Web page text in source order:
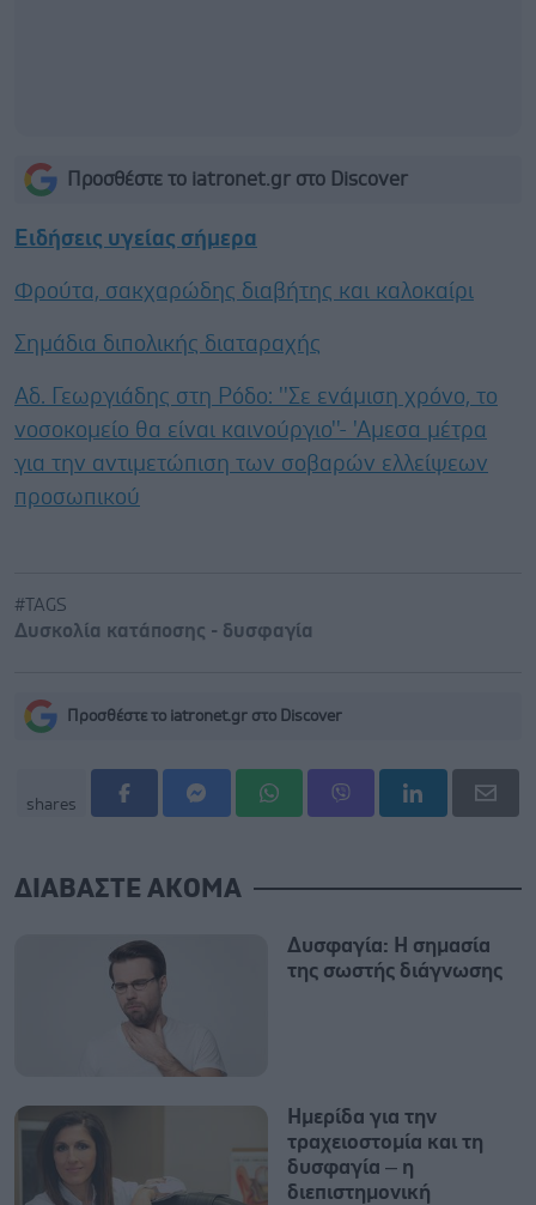
Προσθέστε το iatronet.gr στο Discover
Ειδήσεις υγείας σήμερα
Φρούτα, σακχαρώδης διαβήτης και καλοκαίρι
Σημάδια διπολικής διαταραχής
Αδ. Γεωργιάδης στη Ρόδο: ''Σε ενάμιση χρόνο, το
νοσοκομείο θα είναι καινούργιο''- 'Αμεσα μέτρα
για την αντιμετώπιση των σοβαρών ελλείψεων
προσωπικού
#TAGS
Δυσκολία κατάποσης - δυσφαγία
Προσθέστε το iatronet.gr στο Discover
shares
ΔΙΑΒΑΣΤΕ ΑΚΟΜΑ
Δυσφαγία: Η σημασία
της σωστής διάγνωσης
Ημερίδα για την
τραχειοστομία και τη
δυσφαγία – η
διεπιστημονική